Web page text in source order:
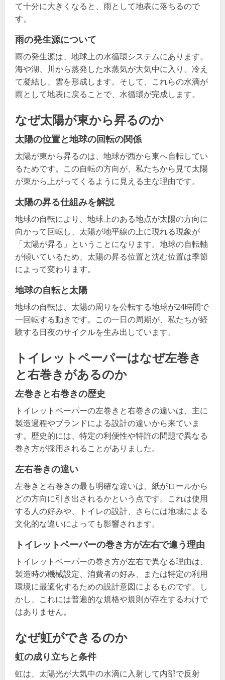
て十分に大きくなると、雨として地表に落ちるので
す。
雨の発生源について
雨の発生源は、地球上の水循環システムにあります。
海や湖、川から蒸発した水蒸気が大気中に入り、冷え
て凝結し、雲を形成します。そして、これらの水滴が
雨として地表に戻ることで、水循環が完成します。
なぜ太陽が東から昇るのか
太陽の位置と地球の回転の関係
太陽が東から昇るのは、地球が西から東へ自転してい
るためです。この自転の方向が、私たちから見て太陽
が東から上がってくるように見える主な理由です。
太陽の昇る仕組みを解説
地球の自転により、地球上のある地点が太陽の方向に
向かって回転し、太陽が地平線の上に現れる現象が
「太陽が昇る」ということになります。地球の自転軸
が傾いているため、太陽の昇る位置と沈む位置は季節
によって変わります。
地球の自転と太陽
地球の自転は、太陽の周りを公転する地球が24時間で
一回転する動きです。この一日の周期が、私たちが経
験する日夜のサイクルを生み出しています。
トイレットペーパーはなぜ左巻き
と右巻きがあるのか
左巻きと右巻きの歴史
トイレットペーパーの左巻きと右巻きの違いは、主に
製造過程やブランドによる設計の違いから来ていま
す。歴史的には、特定の利便性や特許の問題で異なる
巻き方が採用されることがありました。
左右巻きの違い
左巻きと右巻きの最も明確な違いは、紙がロールから
どの方向に引き出されるかという点です。これは使用
する人の好みや、トイレの設計、さらには地域による
文化的な違いによっても影響されます。
トイレットペーパーの巻き方が左右で違う理由
トイレットペーパーの巻き方が左右で異なる理由は、
製造時の機械設定、消費者の好み、または特定の利用
環境に最適化するための設計意図によるものです。し
かし、これには普遍的な規格や規則が存在するわけで
はありません。
なぜ虹ができるのか
虹の成り立ちと条件
虹は、太陽光が大気中の水滴に入射して内部で反射